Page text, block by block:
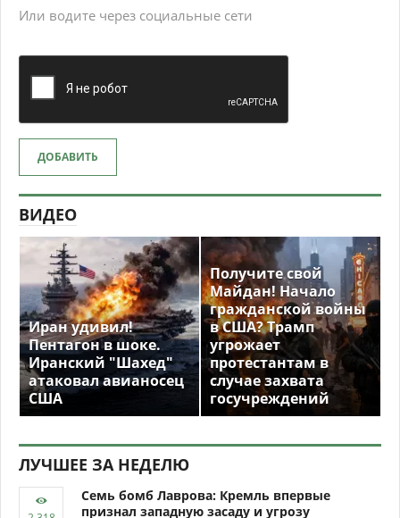
Или водите через социальные сети
ДОБАВИТЬ
ВИДЕО
Иран удивил!
Пентагон в шоке.
Иранский "Шахед"
атаковал авианосец
США
Получите свой
Майдан! Начало
гражданской войны
в США? Трамп
угрожает
протестантам в
случае захвата
госучреждений
ЛУЧШЕЕ ЗА НЕДЕЛЮ
Семь бомб Лаврова: Кремль впервые
признал западную засаду и угрозу